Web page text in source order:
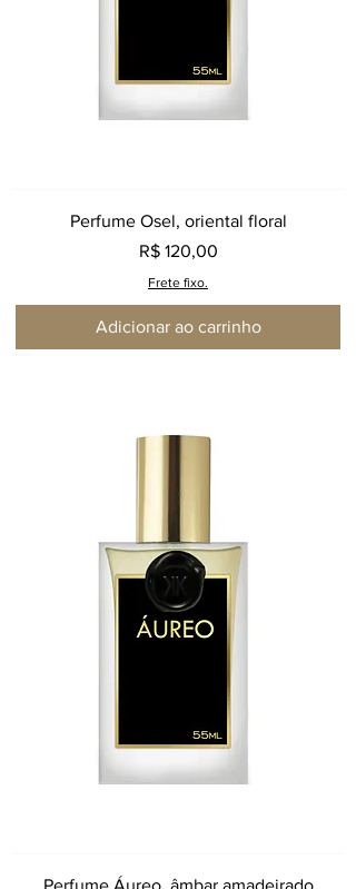
Perfume Osel, oriental floral
Preço
R$ 120,00
Frete fixo.
Adicionar ao carrinho